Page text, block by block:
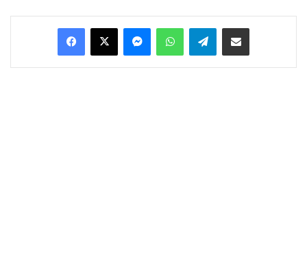
Facebook
X MessengerWhatsAppTelegramCondividi via Email